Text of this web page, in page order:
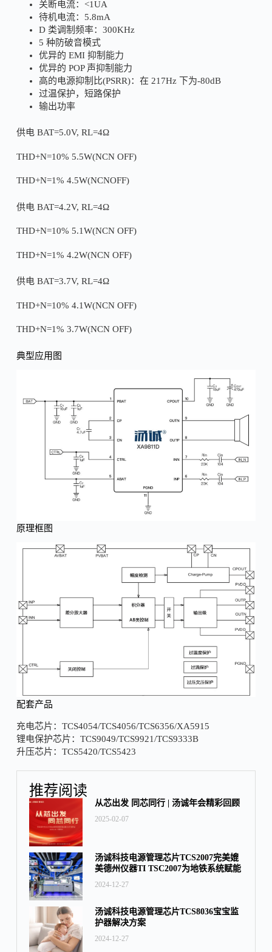
关断电流：<1UA
待机电流：5.8mA
D 类调制频率：300KHz
5 种防破音模式
优异的 EMI 抑制能力
优异的 POP 声抑制能力
高的电源抑制比(PSRR)：在 217Hz 下为-80dB
过温保护，短路保护
输出功率
供电 BAT=5.0V, RL=4Ω
THD+N=10% 5.5W(NCN OFF)
THD+N=1% 4.5W(NCNOFF)
供电 BAT=4.2V, RL=4Ω
THD+N=10% 5.1W(NCN OFF)
THD+N=1% 4.2W(NCN OFF)
供电 BAT=3.7V, RL=4Ω
THD+N=10% 4.1W(NCN OFF)
THD+N=1% 3.7W(NCN OFF)
典型应用图
原理框图
配套产品
充电芯片：TCS4054/TCS4056/TCS6356/XA5915
锂电保护芯片：TCS9049/TCS9921/TCS9333B
升压芯片：TCS5420/TCS5423
推荐阅读
从芯出发 同芯同行 | 汤诚年会精彩回顾
2025-02-07
汤诚科技电源管理芯片TCS2007完美媲
美德州仪器TI TSC2007为地铁系统赋能
2024-12-27
汤诚科技电源管理芯片TCS8036宝宝监
护器解决方案
2024-12-27